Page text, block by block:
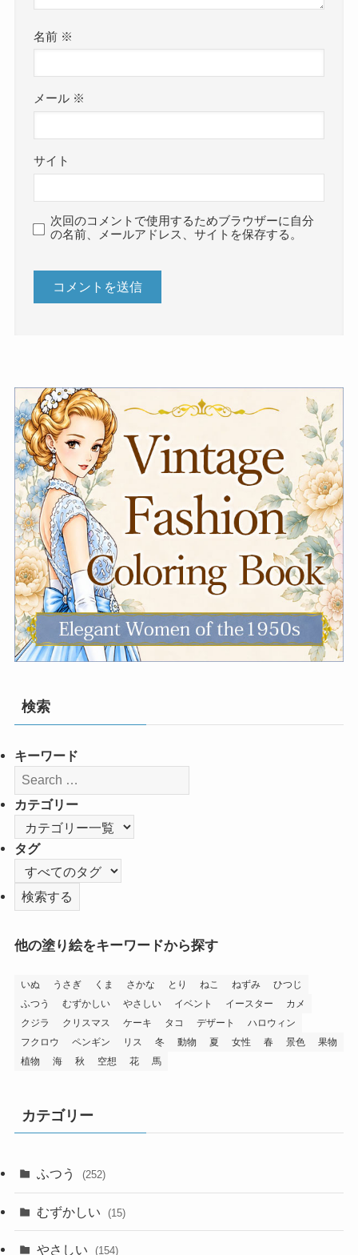
名前 ※
メール ※
サイト
次回のコメントで使用するためブラウザーに自分
の名前、メールアドレス、サイトを保存する。
検索
キーワード
カテゴリー
タグ
他の塗り絵をキーワードから探す
いぬ うさぎ くま さかな とり ねこ ねずみ
ひつじ
ふつう
むずかしい やさしい イベント イースター
カメ
クジラ
クリスマス ケーキ タコ デザート
ハロウィン
フクロウ
ペンギン リス 冬 動物 夏 女性 春 景色
果物
植物
海 秋 空想 花 馬
カテゴリー
ふつう (252)
むずかしい (15)
やさしい (154)